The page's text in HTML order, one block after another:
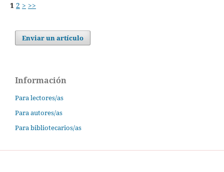
1 2 > >>
Enviar un artículo
Información
Para lectores/as
Para autores/as
Para bibliotecarios/as